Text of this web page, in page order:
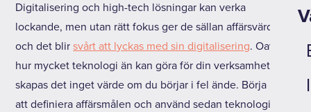
Digitalisering och high-tech lösningar kan verka
lockande, men utan rätt fokus ger de sällan affärsvärde
och det blirsvårt att lyckas med sin digitalisering. Oavsett
hur mycket teknologi än kan göra för din verksamhet,
skapas det inget värde om du börjar i fel ände. Börja med
att definiera affärsmålen och använd sedan teknologi för